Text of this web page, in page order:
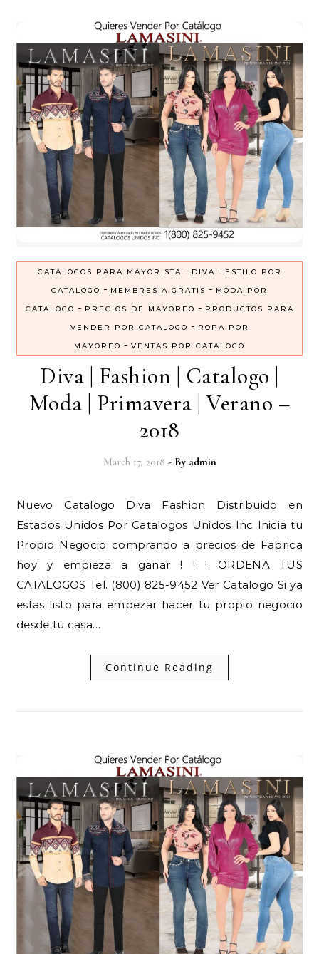
CATALOGOS PARA MAYORISTA - DIVA - ESTILO POR
CATALOGO - MEMBRESIA GRATIS - MODA POR
CATALOGO - PRECIOS DE MAYOREO - PRODUCTOS PARA
VENDER POR CATALOGO - ROPA POR
MAYOREO - VENTAS POR CATALOGO
Diva | Fashion | Catalogo |
Moda | Primavera | Verano –
2018
March 17, 2018 - By admin
Nuevo Catalogo Diva Fashion Distribuido en
Estados Unidos Por Catalogos Unidos Inc Inicia tu
Propio Negocio comprando a precios de Fabrica
hoy y empieza a ganar ! ! ! ORDENA TUS
CATALOGOS Tel. (800) 825-9452 Ver Catalogo Si ya
estas listo para empezar hacer tu propio negocio
desde tu casa…
Continue Reading